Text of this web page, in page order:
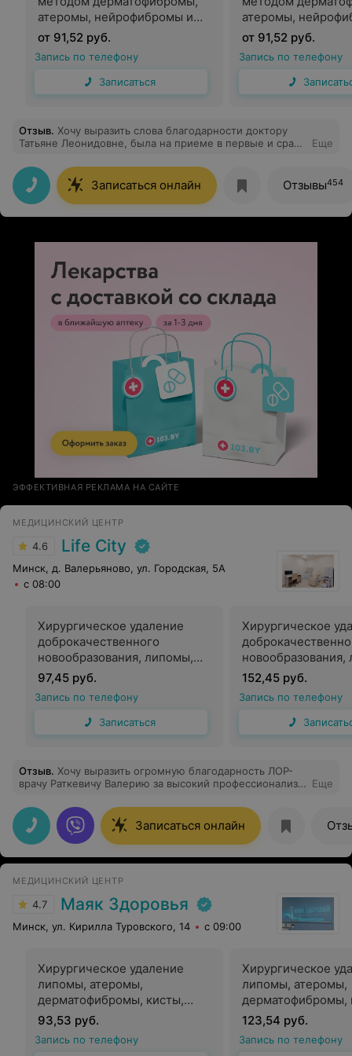
атеромы, нейрофибромы и
др. хирургом
от 91,52 руб.
Запись по телефону
Записаться
атеромы,
др. онкологом
от 91,52 руб.
Запись по телефону
Отзыв. Хочу выразить слова благодарности доктору
Татьяне Леонидовне, была на приеме в первые и сразу
и успокоить! Спасибо вам большое!
Еще
Записаться онлайн Отзывы454
ЭФФЕКТИВНАЯ РЕКЛАМА НА САЙТЕ
МЕДИЦИНСКИЙ ЦЕНТР
4.6 Life City
Минск, д. Валерьяново, ул. Городская, 5А
с 08:00
Хирургическое удаление
доброкачественного
новообразования, липомы,
атеромы, дерматофибромы,
фибромы, кисты, гемангиомы
до 1 см
97,45 руб.
Запись по телефону
Записаться
Хирургическое
атеромы,
фибромы, кисты,
от 1 см до 2 см
152,45 руб.
Запись по телефону
Отзыв. Хочу выразить огромную благодарность ЛОР-
врачу Раткевичу Валерию за высокий профессионализм
отита моей внучки. Врач очень внимательно и
тщательно проводил осмотр, по мере необходимости
менял лечение. Благодаря Валерия, девочка
выздоровела после месячного безрезультатного
лечения. Это врач от Бога, золотые руки, светлая душа!
Еще
Записаться онлайн
МЕДИЦИНСКИЙ ЦЕНТР
4.7 Маяк Здоровья
Минск, ул. Кирилла Туровского, 14 с 09:00
Хирургическое удаление
липомы, атеромы,
дерматофибромы, кисты,
гемангиомы до 1 см
хирургом
93,53 руб.
Запись по телефону
Хирургическое
липомы, атеромы,
дерматофибромы,
гемангиомы от 1
хирургом
123,54 руб.
Запись по телефону